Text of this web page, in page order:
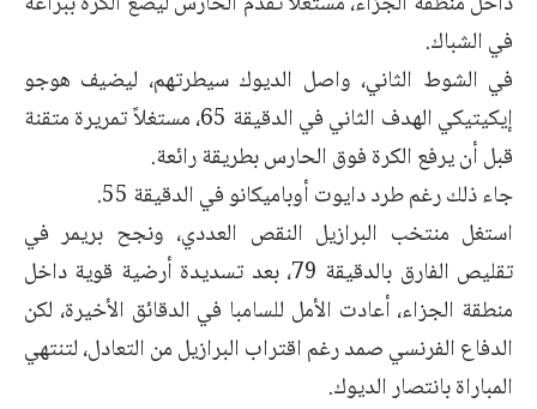
في الشباك.
في الشوط الثاني، واصل الديوك سيطرتهم، ليضيف هوجو
إيكيتيكي الهدف الثاني في الدقيقة 65، مستغلاً تمريرة متقنة
قبل أن يرفع الكرة فوق الحارس بطريقة رائعة.
جاء ذلك رغم طرد دايوت أوباميكانو في الدقيقة 55.
استغل منتخب البرازيل النقص العددي، ونجح بريمر في
تقليص الفارق بالدقيقة 79، بعد تسديدة أرضية قوية داخل
منطقة الجزاء، أعادت الأمل للسامبا في الدقائق الأخيرة، لكن
الدفاع الفرنسي صمد رغم اقتراب البرازيل من التعادل، لتنتهي
المباراة بانتصار الديوك.